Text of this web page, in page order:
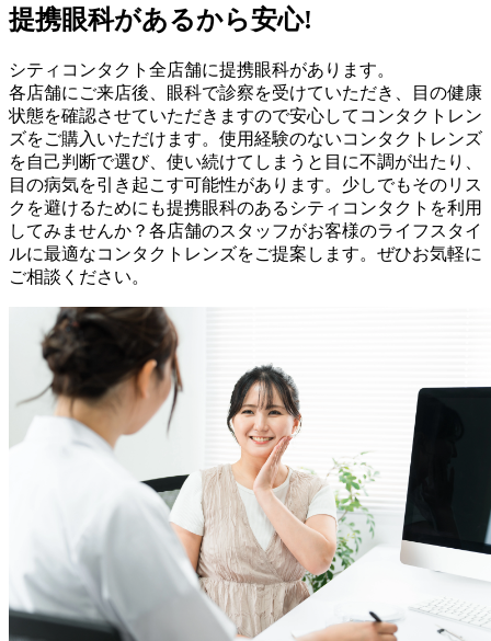
提携眼科があるから安心!
シティコンタクト全店舗に提携眼科があります。
各店舗にご来店後、眼科で診察を受けていただき、目の健康
状態を確認させていただきますので安心してコンタクトレン
ズをご購入いただけます。使用経験のないコンタクトレンズ
を自己判断で選び、使い続けてしまうと目に不調が出たり、
目の病気を引き起こす可能性があります。少しでもそのリス
クを避けるためにも提携眼科のあるシティコンタクトを利用
してみませんか？各店舗のスタッフがお客様のライフスタイ
ルに最適なコンタクトレンズをご提案します。ぜひお気軽に
ご相談ください。